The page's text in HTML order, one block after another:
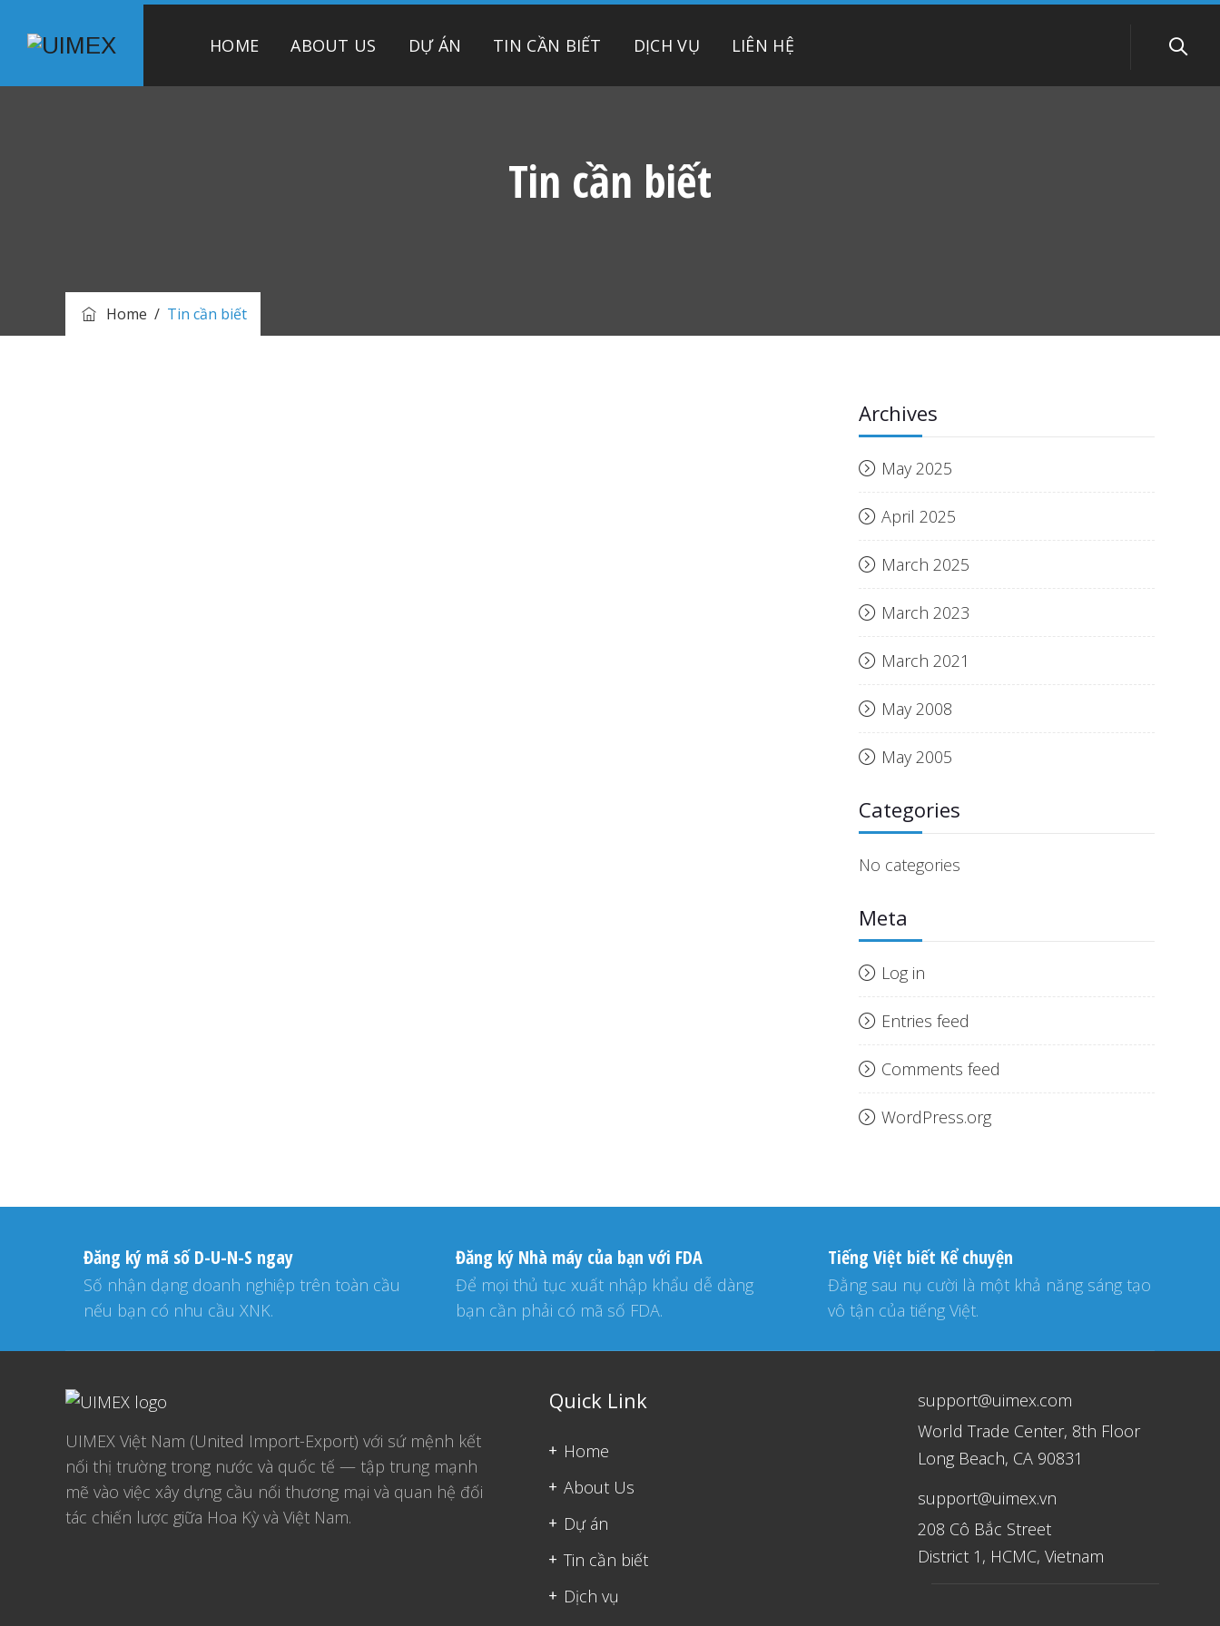
HOME ABOUT US DỰ ÁN TIN CẦN BIẾT DỊCH VỤ LIÊN HỆ
Tin cần biết
Home / Tin cần biết
Archives
May 2025
April 2025
March 2025
March 2023
March 2021
May 2008
May 2005
Categories
No categories
Meta
Log in
Entries feed
Comments feed
WordPress.org
Đăng ký mã số D-U-N-S ngay
Số nhận dạng doanh nghiệp trên toàn cầu
nếu bạn có nhu cầu XNK.
Đăng ký Nhà máy của bạn với FDA
Để mọi thủ tục xuất nhập khẩu dễ dàng
bạn cần phải có mã số FDA.
Tiếng Việt biết Kể chuyện
Đằng sau nụ cười là một khả năng sáng tạo
vô tận của tiếng Việt.
UIMEX Việt Nam (United Import-Export) với sứ mệnh kết
nối thị trường trong nước và quốc tế — tập trung mạnh
mẽ vào việc xây dựng cầu nối thương mại và quan hệ đối
tác chiến lược giữa Hoa Kỳ và Việt Nam.
Quick Link
Home
About Us
Dự án
Tin cần biết
Dịch vụ
support@uimex.com
World Trade Center, 8th Floor
Long Beach, CA 90831
support@uimex.vn
208 Cô Bắc Street
District 1, HCMC, Vietnam